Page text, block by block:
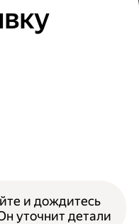
и дождитесь
уточнит детали